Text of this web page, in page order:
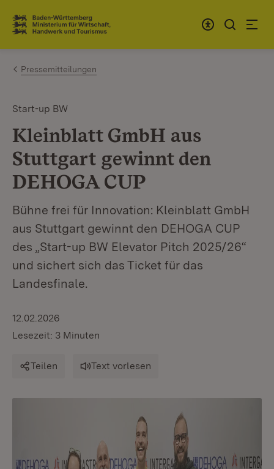
Zum Inhalt springen
Link zur Startseite
Pressemitteilungen
Start-up BW
Kleinblatt GmbH aus
Stuttgart gewinnt den
DEHOGA CUP
Bühne frei für Innovation: Kleinblatt GmbH
aus Stuttgart gewinnt den DEHOGA CUP
des „Start-up BW Elevator Pitch 2025/26“
und sichert sich das Ticket für das
Landesfinale.
12.02.2026
Lesezeit: 3 Minuten
Teilen Text vorlesen